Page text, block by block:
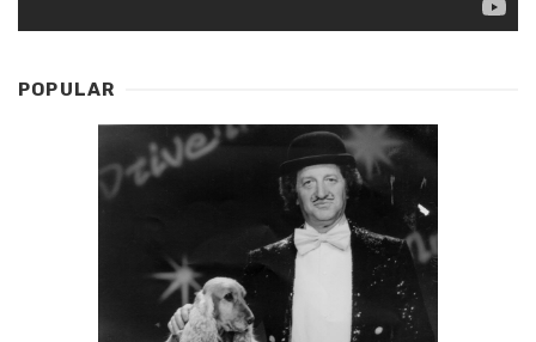
POPULAR